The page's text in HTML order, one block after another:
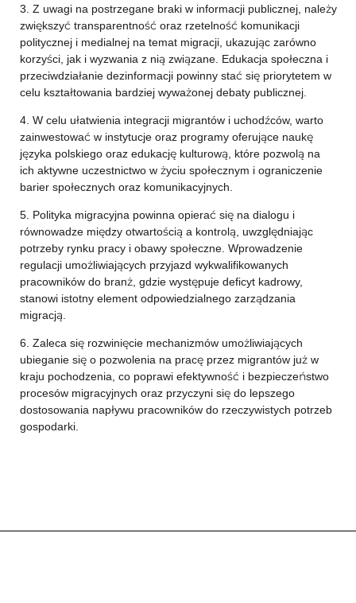
3. Z uwagi na postrzegane braki w informacji publicznej, należy
zwiększyć transparentność oraz rzetelność komunikacji
politycznej i medialnej na temat migracji, ukazując zarówno
korzyści, jak i wyzwania z nią związane. Edukacja społeczna i
przeciwdziałanie dezinformacji powinny stać się priorytetem w
celu kształtowania bardziej wyważonej debaty publicznej.
4. W celu ułatwienia integracji migrantów i uchodźców, warto
zainwestować w instytucje oraz programy oferujące naukę
języka polskiego oraz edukację kulturową, które pozwolą na
ich aktywne uczestnictwo w życiu społecznym i ograniczenie
barier społecznych oraz komunikacyjnych.
5. Polityka migracyjna powinna opierać się na dialogu i
równowadze między otwartością a kontrolą, uwzględniając
potrzeby rynku pracy i obawy społeczne. Wprowadzenie
regulacji umożliwiających przyjazd wykwalifikowanych
pracowników do branż, gdzie występuje deficyt kadrowy,
stanowi istotny element odpowiedzialnego zarządzania
migracją.
6. Zaleca się rozwinięcie mechanizmów umożliwiających
ubieganie się o pozwolenia na pracę przez migrantów już w
kraju pochodzenia, co poprawi efektywność i bezpieczeństwo
procesów migracyjnych oraz przyczyni się do lepszego
dostosowania napływu pracowników do rzeczywistych potrzeb
gospodarki.